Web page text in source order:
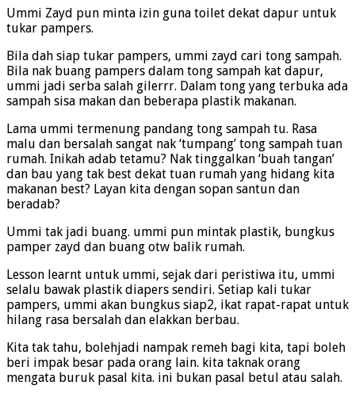
Ummi Zayd pun minta izin guna toilet dekat dapur untuk
tukar pampers.
Bila dah siap tukar pampers, ummi zayd cari tong sampah.
Bila nak buang pampers dalam tong sampah kat dapur,
ummi jadi serba salah gilerrr. Dalam tong yang terbuka ada
sampah sisa makan dan beberapa plastik makanan​.
Lama ummi termenung pandang tong sampah tu. Rasa
malu dan bersalah sangat nak ‘tumpang’ tong sampah tuan
rumah. Inikah adab tetamu? Nak tinggalkan ‘buah tangan’
dan bau yang tak best dekat tuan rumah yang hidang kita
makanan best? Layan kita dengan sopan santun dan
beradab?
Ummi tak jadi buang. ummi pun mintak plastik, bungkus
pamper zayd dan buang otw balik rumah.
Lesson learnt untuk ummi, sejak dari peristiwa itu, ummi
selalu bawak plastik diapers sendiri. Setiap kali tukar
pampers, ummi akan bungkus siap2, ikat rapat-rapat untuk
hilang rasa bersalah dan elakkan berbau.
Kita tak tahu, bolehjadi nampak remeh bagi kita, tapi boleh
beri impak besar pada orang lain. kita taknak orang
mengata buruk pasal kita. ini bukan pasal betul atau salah.